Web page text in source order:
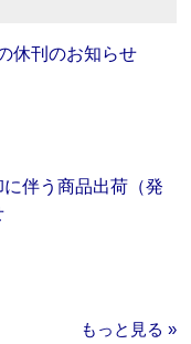
休刊のお知らせ
伴う商品出荷（発
もっと見る »